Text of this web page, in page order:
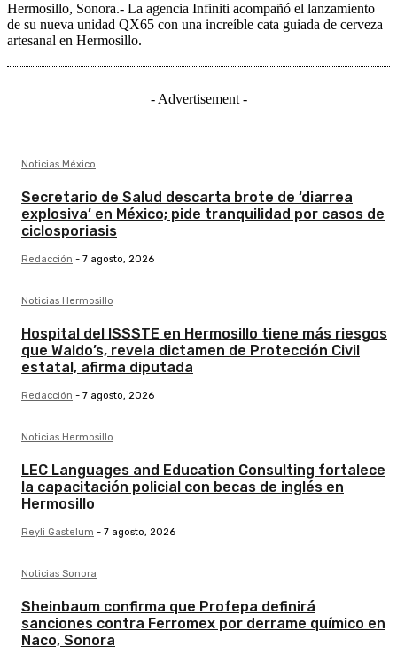
Hermosillo, Sonora.- La agencia Infiniti acompañó el lanzamiento
de su nueva unidad QX65 con una increíble cata guiada de cerveza
artesanal en Hermosillo.
- Advertisement -
Noticias México
Secretario de Salud descarta brote de ‘diarrea
explosiva’ en México; pide tranquilidad por casos de
ciclosporiasis
Redacción - 7 agosto, 2026
Noticias Hermosillo
Hospital del ISSSTE en Hermosillo tiene más riesgos
que Waldo’s, revela dictamen de Protección Civil
estatal, afirma diputada
Redacción - 7 agosto, 2026
Noticias Hermosillo
LEC Languages and Education Consulting fortalece
la capacitación policial con becas de inglés en
Hermosillo
Reyli Gastelum - 7 agosto, 2026
Noticias Sonora
Sheinbaum confirma que Profepa definirá
sanciones contra Ferromex por derrame químico en
Naco, Sonora